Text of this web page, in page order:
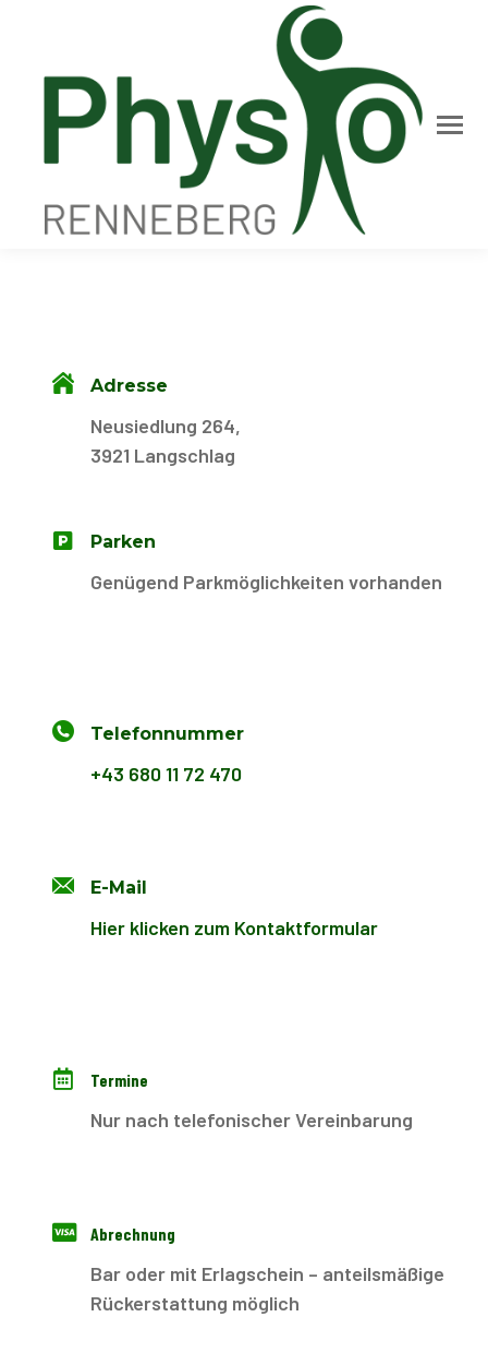
Adresse
Neusiedlung 264,
3921 Langschlag
Parken
Genügend Parkmöglichkeiten vorhanden
Telefonnummer
+43 680 11 72 470
E-Mail
Hier klicken zum Kontaktformular
Termine
Nur nach telefonischer Vereinbarung
Abrechnung
Bar oder mit Erlagschein – anteilsmäßige
Rückerstattung möglich